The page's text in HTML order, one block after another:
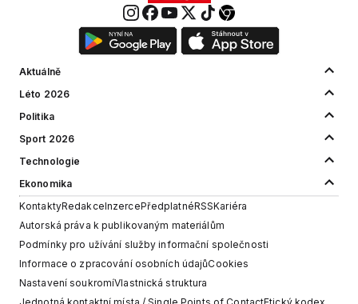
Aktuálně
Léto 2026
Politika
Sport 2026
Technologie
Ekonomika
KontaktyRedakceInzercePředplatnéRSSKariéra
Autorská práva k publikovaným materiálům
Podmínky pro užívání služby informační společnosti
Informace o zpracování osobních údajůCookies
Nastavení soukromíVlastnická struktura